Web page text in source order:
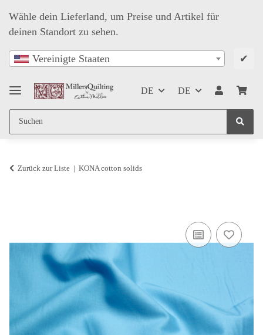
Wähle dein Lieferland, um Preise und Artikel für
deinen Standort zu sehen.
Vereinigte Staaten ✔
DE DE
Zurück zur Liste KONA cotton solids